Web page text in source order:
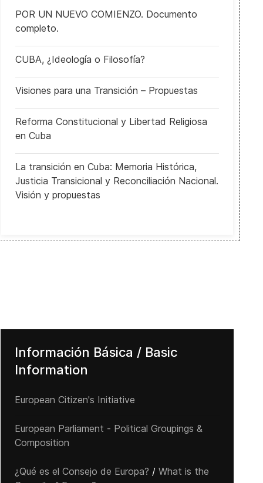
POR UN NUEVO COMIENZO. Documento
completo.
CUBA, ¿Ideología o Filosofía?
Visiones para una Transición – Propuestas
Reforma Constitucional y Libertad Religiosa
en Cuba
La transición en Cuba: Memoria Histórica,
Justicia Transicional y Reconciliación Nacional.
Visión y propuestas
Información Básica / Basic
Information
European Citizen's Initiative
European Parliament - Political Groupings &
Composition
¿Qué es el Consejo de Europa? / What is the